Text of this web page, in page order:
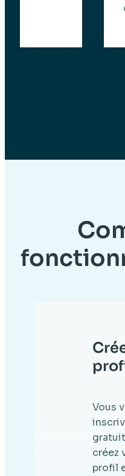
Vous
créez
profil